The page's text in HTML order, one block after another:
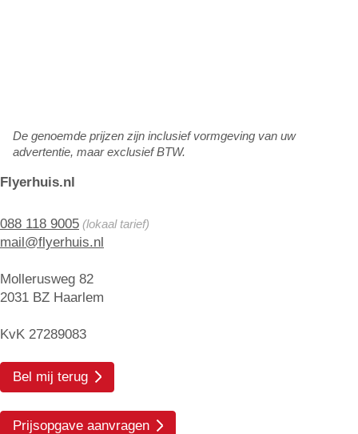
Flyerhuis.nl
088 118 9005 (lokaal tarief)
mail@flyerhuis.nl
Mollerusweg 82
2031 BZ Haarlem
KvK 27289083
Bel mij terug
Prijsopgave aanvragen
De genoemde prijzen zijn inclusief vormgeving van uw
advertentie, maar exclusief BTW.